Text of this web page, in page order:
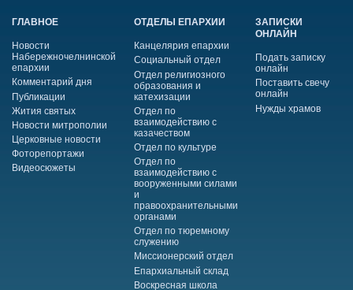
ГЛАВНОЕ
Новости
Набережночелнинской
епархии
Комментарий дня
Публикации
Жития святых
Новости митрополии
Церковные новости
Фоторепортажи
Видеосюжеты
ОТДЕЛЫ ЕПАРХИИ
Канцелярия епархии
Социальный отдел
Отдел религиозного
образования и
катехизации
Отдел по
взаимодействию с
казачеством
Отдел по культуре
Отдел по
взаимодействию с
вооруженными силами
и
правоохранительными
органами
Отдел по тюремному
служению
Миссионерский отдел
Епархиальный склад
Воскресная школа
ЗАПИСКИ
ОНЛАЙН
Подать записку
онлайн
Поставить свечу
онлайн
Нужды храмов